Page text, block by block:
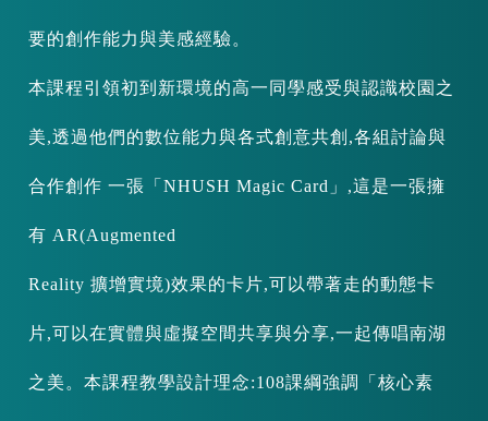
要的創作能力與美感經驗。
本課程引領初到新環境的高一同學感受與認識校園之
美,透過他們的數位能力與各式創意共創,各組討論與
合作創作 一張「NHUSH Magic Card」,這是一張擁
有 AR(Augmented
Reality 擴增實境)效果的卡片,可以帶著走的動態卡
片,可以在實體與虛擬空間共享與分享,一起傳唱南湖
之美。本課程教學設計理念:108課綱強調「核心素